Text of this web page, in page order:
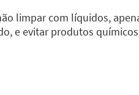
limpar com líquidos,
e evitar produtos